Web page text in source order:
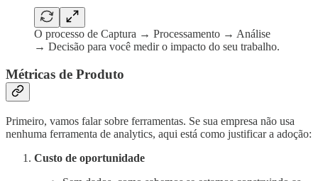
O processo de Captura → Processamento → Análise
→ Decisão para você medir o impacto do seu trabalho.
Métricas de Produto
Primeiro, vamos falar sobre ferramentas. Se sua empresa não usa
nenhuma ferramenta de analytics, aqui está como justificar a adoção:
Custo de oportunidade